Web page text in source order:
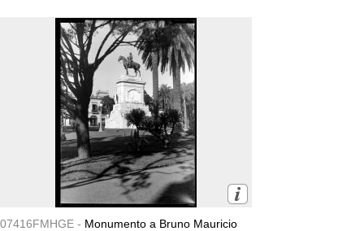
07416FMHGE - Monumento a Bruno Mauricio